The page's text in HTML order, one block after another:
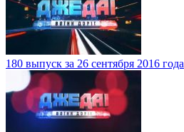
180 выпуск за 26 сентября 2016 года